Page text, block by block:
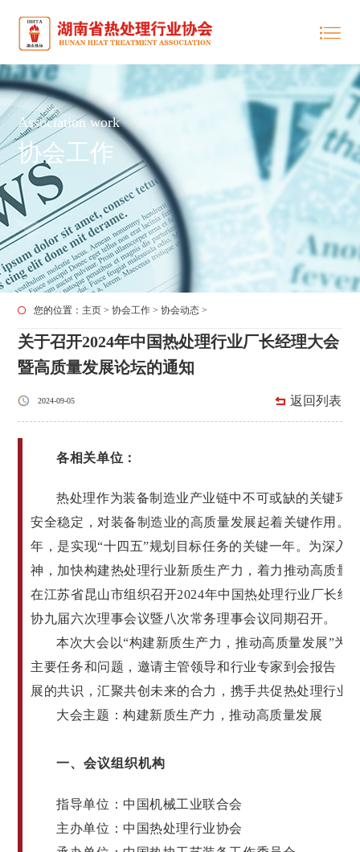
Association work
协会工作
您的位置： 主页 >协会工作 >协会动态 >
关于召开2024年中国热处理行业厂长经理大会
暨高质量发展论坛的通知
2024-09-05 返回列表
各相关单位：
热处理作为装备制造业产业链中不可或缺的关键环
安全稳定，对装备制造业的高质量发展起着关键作用。
年，是实现“十四五”规划目标任务的关键一年。为深入
神，加快构建热处理行业新质生产力，着力推动高质量
在江苏省昆山市组织召开2024年中国热处理行业厂长经
协九届六次理事会议暨八次常务理事会议同期召开。
本次大会以“构建新质生产力，推动高质量发展”为
主要任务和问题，邀请主管领导和行业专家到会报告，
展的共识，汇聚共创未来的合力，携手共促热处理行业
大会主题：构建新质生产力，推动高质量发展
一、会议组织机构
指导单位：中国机械工业联合会
主办单位：中国热处理行业协会